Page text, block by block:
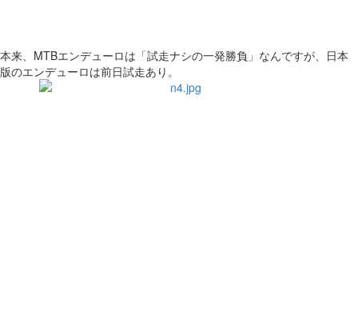
本来、MTBエンデューロは「試走ナシの一発勝負」なんですが、日本
版のエンデューロは前日試走あり。